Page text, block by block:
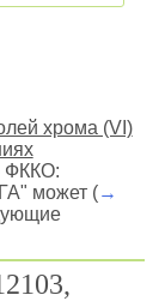
хрома (VI)
ФККО:
может (→